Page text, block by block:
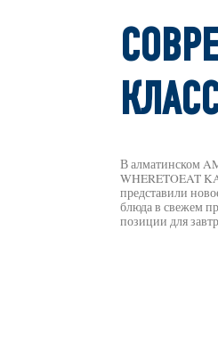
В алматинском
WHERETOEAT
представили
блюда в свежем
позиции для